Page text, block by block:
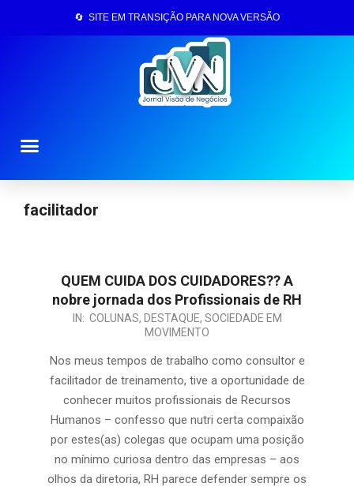
🔄 SITE EM TRANSIÇÃO PARA NOVA VERSÃO
facilitador
QUEM CUIDA DOS CUIDADORES?? A
nobre jornada dos Profissionais de RH
IN: COLUNAS, DESTAQUE, SOCIEDADE EM
MOVIMENTO
Nos meus tempos de trabalho como consultor e
facilitador de treinamento, tive a oportunidade de
conhecer muitos profissionais de Recursos
Humanos – confesso que nutri certa compaixão
por estes(as) colegas que ocupam uma posição
no mínimo curiosa dentro das empresas – aos
olhos da diretoria, RH parece defender sempre os